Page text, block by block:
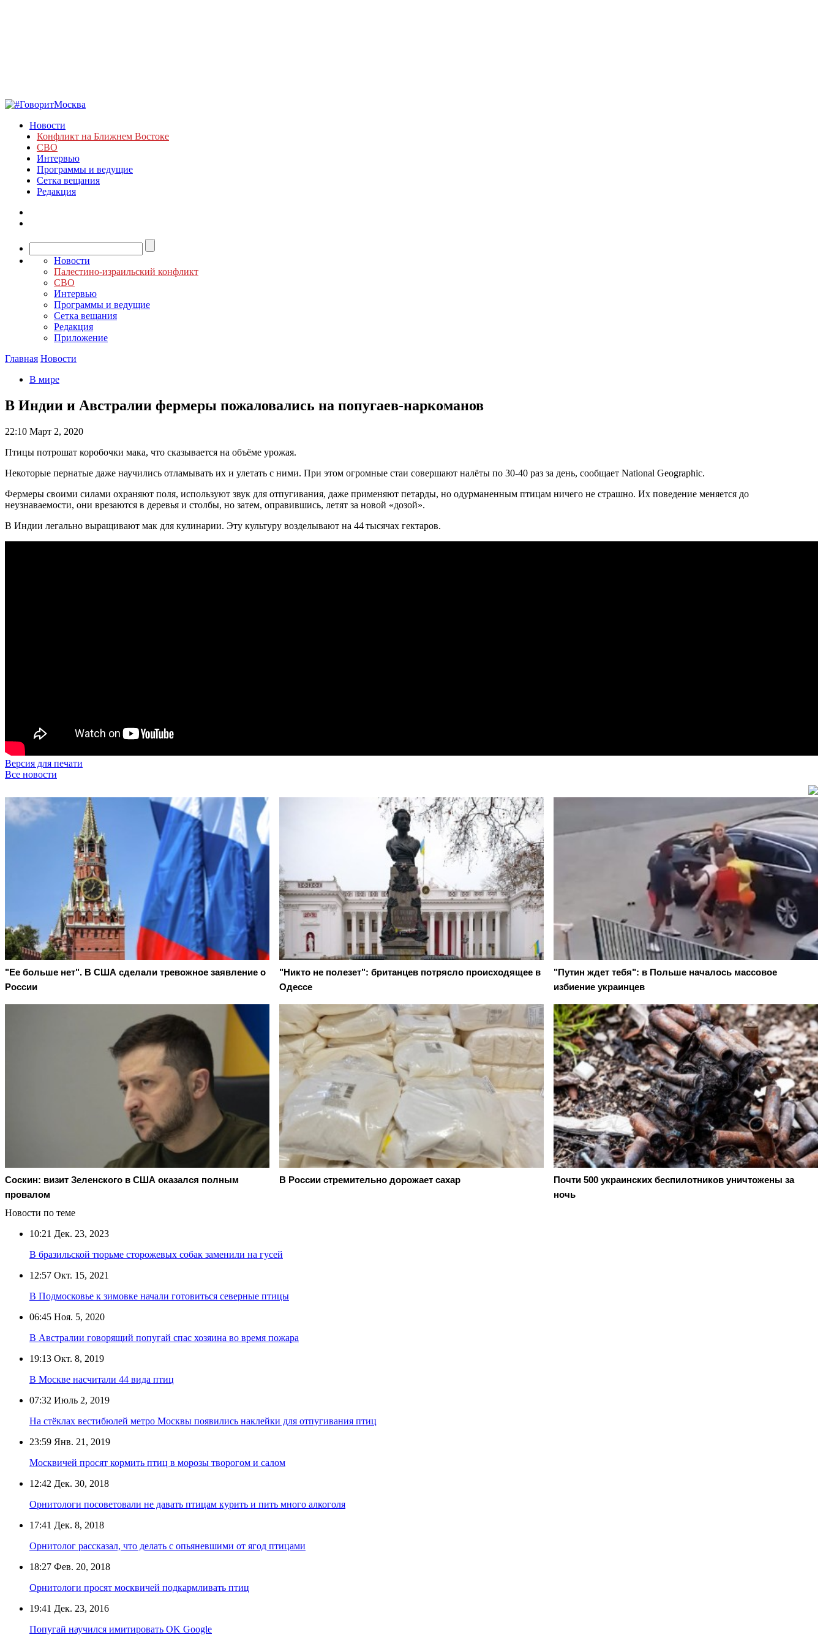
Новости
Конфликт на Ближнем Востоке
СВО
Интервью
Программы и ведущие
Сетка вещания
Редакция
Новости
Палестино-израильский конфликт
СВО
Интервью
Программы и ведущие
Сетка вещания
Редакция
Приложение
Главная Новости
В мире
В Индии и Австралии фермеры пожаловались на попугаев-наркоманов
22:10 Март 2, 2020
Птицы потрошат коробочки мака, что сказывается на объёме урожая.
Некоторые пернатые даже научились отламывать их и улетать с ними. При этом огромные стаи совершают налёты по 30-40 раз за день, сообщает National Geographic.
Фермеры своими силами охраняют поля, используют звук для отпугивания, даже применяют петарды, но одурманенным птицам ничего не страшно. Их поведение меняется до
неузнаваемости, они врезаются в деревья и столбы, но затем, оправившись, летят за новой «дозой».
В Индии легально выращивают мак для кулинарии. Эту культуру возделывают на 44 тысячах гектаров.
Версия для печати
Все новости
"Ее больше нет". В США сделали тревожное заявление о
России
"Никто не полезет": британцев потрясло происходящее в
Одессе
"Путин ждет тебя": в Польше началось массовое
избиение украинцев
Соскин: визит Зеленского в США оказался полным
провалом
В России стремительно дорожает сахар
Почти 500 украинских беспилотников уничтожены за
ночь
Новости по теме
10:21 Дек. 23, 2023
В бразильской тюрьме сторожевых собак заменили на гусей
12:57 Окт. 15, 2021
В Подмосковье к зимовке начали готовиться северные птицы
06:45 Ноя. 5, 2020
В Австралии говорящий попугай спас хозяина во время пожара
19:13 Окт. 8, 2019
В Москве насчитали 44 вида птиц
07:32 Июль 2, 2019
На стёклах вестибюлей метро Москвы появились наклейки для отпугивания птиц
23:59 Янв. 21, 2019
Москвичей просят кормить птиц в морозы творогом и салом
12:42 Дек. 30, 2018
Орнитологи посоветовали не давать птицам курить и пить много алкоголя
17:41 Дек. 8, 2018
Орнитолог рассказал, что делать с опьяневшими от ягод птицами
18:27 Фев. 20, 2018
Орнитологи просят москвичей подкармливать птиц
19:41 Дек. 23, 2016
Попугай научился имитировать OK Google